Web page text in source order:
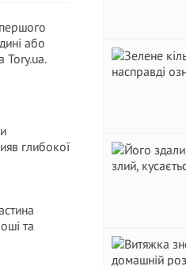
або
Tory.ua.
глибокої
та